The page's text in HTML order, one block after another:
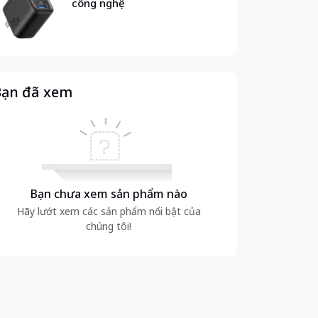
công nghệ
đã xem
Bạn chưa xem sản phẩm nào
Hãy lướt xem các sản phẩm nổi bật của
chúng tôi!